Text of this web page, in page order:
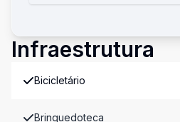
Infraestrutura
Bicicletário
Brinquedoteca